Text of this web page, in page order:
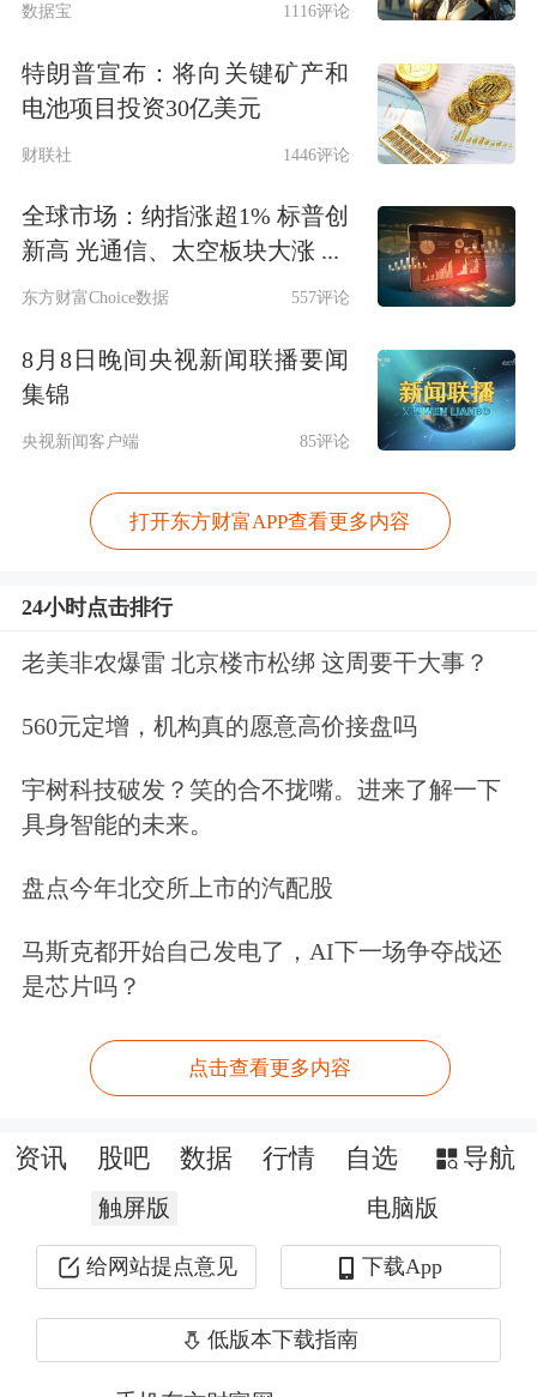
段拓展至S波段，实现“三波段并行传
输”。
这相当于把信息高速从“双车道”拓宽
条光纤容量达到传统光纤的5倍以上，
可充分满足AI智算、T比特级超高速传
AI时代光纤迎价值重估
光纤光缆广泛应用于数据通信、传感、
医疗及工业控制等领域，有业内人士估
计，AI数据中心所需光纤用量，大约是
传统CPU服务器机架的36倍。
光纤需求急剧增长，中国主要光纤制造
光纤光缆市场同样呈现“量价共振”态
在券商机构看来，光纤光缆涨价主要由
三大新兴需求主导：首先是AI数据中心
数据宝 1116评论
特朗普宣布：将向关键矿产和
电池项目投资30亿美元
财联社 1446评论
全球市场：纳指涨超1% 标普创
新高 光通信、太空板块大涨 ...
东方财富Choice数据 557评论
8月8日晚间央视新闻联播要闻
集锦
央视新闻客户端 85评论
打开东方财富APP查看更多内容
24小时点击排行
老美非农爆雷 北京楼市松绑 这周要干大事？
560元定增，机构真的愿意高价接盘吗
宇树科技破发？笑的合不拢嘴。进来了解一下
具身智能的未来。
盘点今年北交所上市的汽配股
马斯克都开始自己发电了，AI下一场争夺战还
是芯片吗？
点击查看更多内容
资讯 股吧 数据 行情 自选 导航
触屏版 电脑版
给网站提点意见 下载App
低版本下载指南